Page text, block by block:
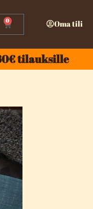
0 Oma tili
tilauksille